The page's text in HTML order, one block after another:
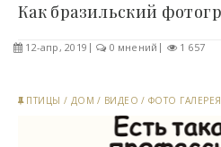
12-апр, 2019 0 мнений 1 657
ПТИЦЫ / ДОМ / ВИДЕО / ФОТО ГАЛЕРЕЯ